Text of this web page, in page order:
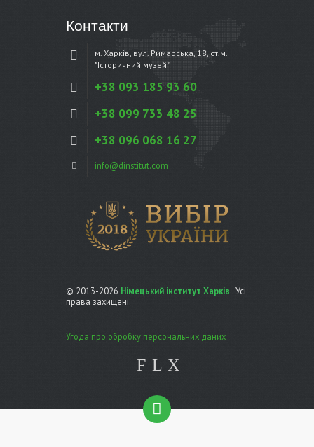
Контакти
м. Харків, вул. Римарська, 18, ст.м.
"Історичний музей"
+38 093 185 93 60
+38 099 733 48 25
+38 096 068 16 27
info@dinstitut.com
© 2013-2026 Німецький інститут Харків . Усі
права захищені.
Угода про обробку персональних даних
F L X